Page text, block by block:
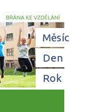
Měsíc
Den(aktivní
Rok